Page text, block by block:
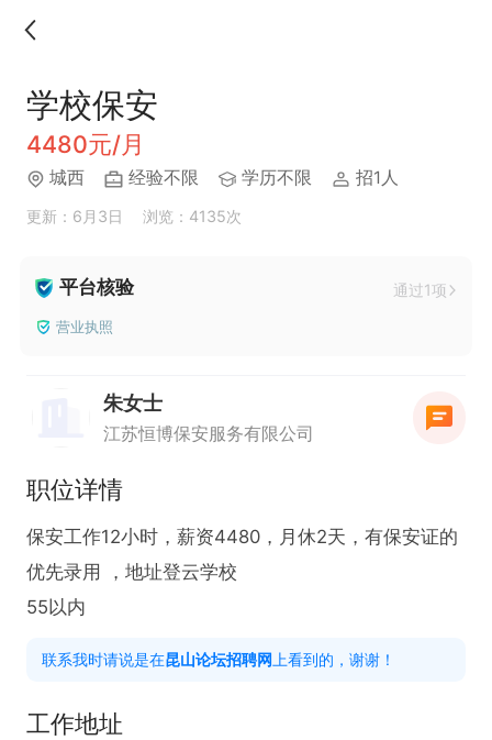
学校保安
4480元/月
城西 经验不限 学历不限 招1人
更新：6月3日 浏览：4135次
平台核验 通过1项
营业执照
朱女士
江苏恒博保安服务有限公司
职位详情
保安工作12小时，薪资4480，月休2天，有保安证的
优先录用 ，地址登云学校
55以内
联系我时请说是在昆山论坛招聘网 上看到的，谢谢！
工作地址